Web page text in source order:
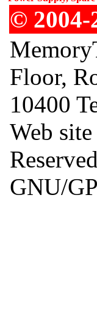
© 2004-
Floor,
10400
Web
GNU/